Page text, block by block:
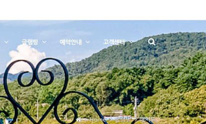
글램핑 예약안내 고객센터
Home 글램핑 배치도